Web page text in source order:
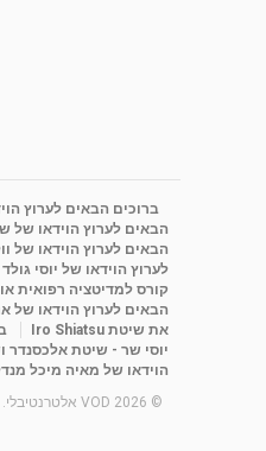
ברוכים הבאים לערוץ
הבאים לערוץ הוידאו של
הבאים לערוץ הוידאו של
לערוץ הוידאו של יוסי
קורס למדיטציה רפואית און
הבאים לערוץ הוידאו של
את שיטת Iro Shiatsu
יוסי שר - שיטת אלכסנדר
הוידאו של מאיה מיכל
© 2026 VOD אלטרנטיבלי. כל הזכויות שמורות.